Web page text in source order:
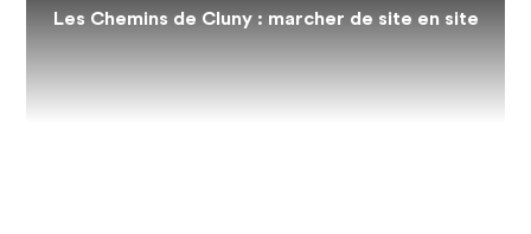
Les Chemins de Cluny : marcher de site en site